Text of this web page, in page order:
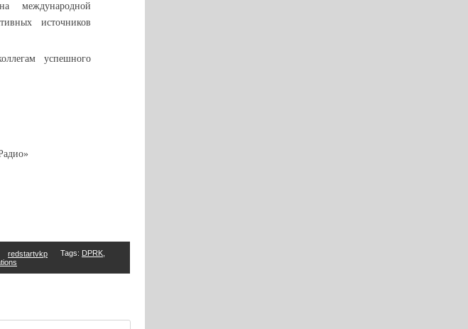
международной
источников
успешного
Радио»
redstartvkp Tags: DPRK